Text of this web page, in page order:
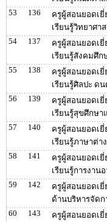
53
136
ครูผู้สอนยอดเ
เรียนรู้วิทยาศา
54
137
ครูผู้สอนยอดเ
เรียนรู้สังคมศึก
55
138
ครูผู้สอนยอดเ
เรียนรู้ศิลปะ ด
56
139
ครูผู้สอนยอดเ
เรียนรู้สุขศึกษ
57
140
ครูผู้สอนยอดเ
เรียนรู้ภาษาต่า
58
141
ครูผู้สอนยอดเ
เรียนรู้การงาน
59
142
ครูผู้สอนยอดเ
ด้านบริหารจัดก
60
143
ครูผู้สอนยอดเ